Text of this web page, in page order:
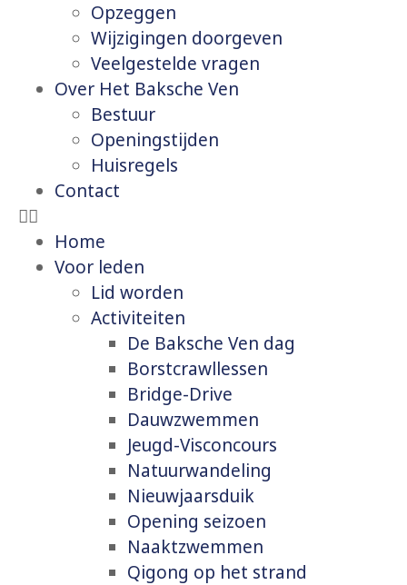
Opzeggen
Wijzigingen doorgeven
Veelgestelde vragen
Over Het Baksche Ven
Bestuur
Openingstijden
Huisregels
Contact
Home
Voor leden
Lid worden
Activiteiten
De Baksche Ven dag
Borstcrawllessen
Bridge-Drive
Dauwzwemmen
Jeugd-Visconcours
Natuurwandeling
Nieuwjaarsduik
Opening seizoen
Naaktzwemmen
Qigong op het strand